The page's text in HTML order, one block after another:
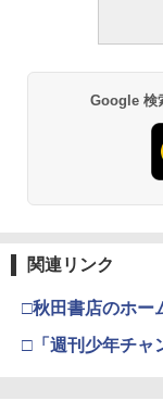
Google 検
関連リンク
□秋田書店のホー
□「週刊少年チャ